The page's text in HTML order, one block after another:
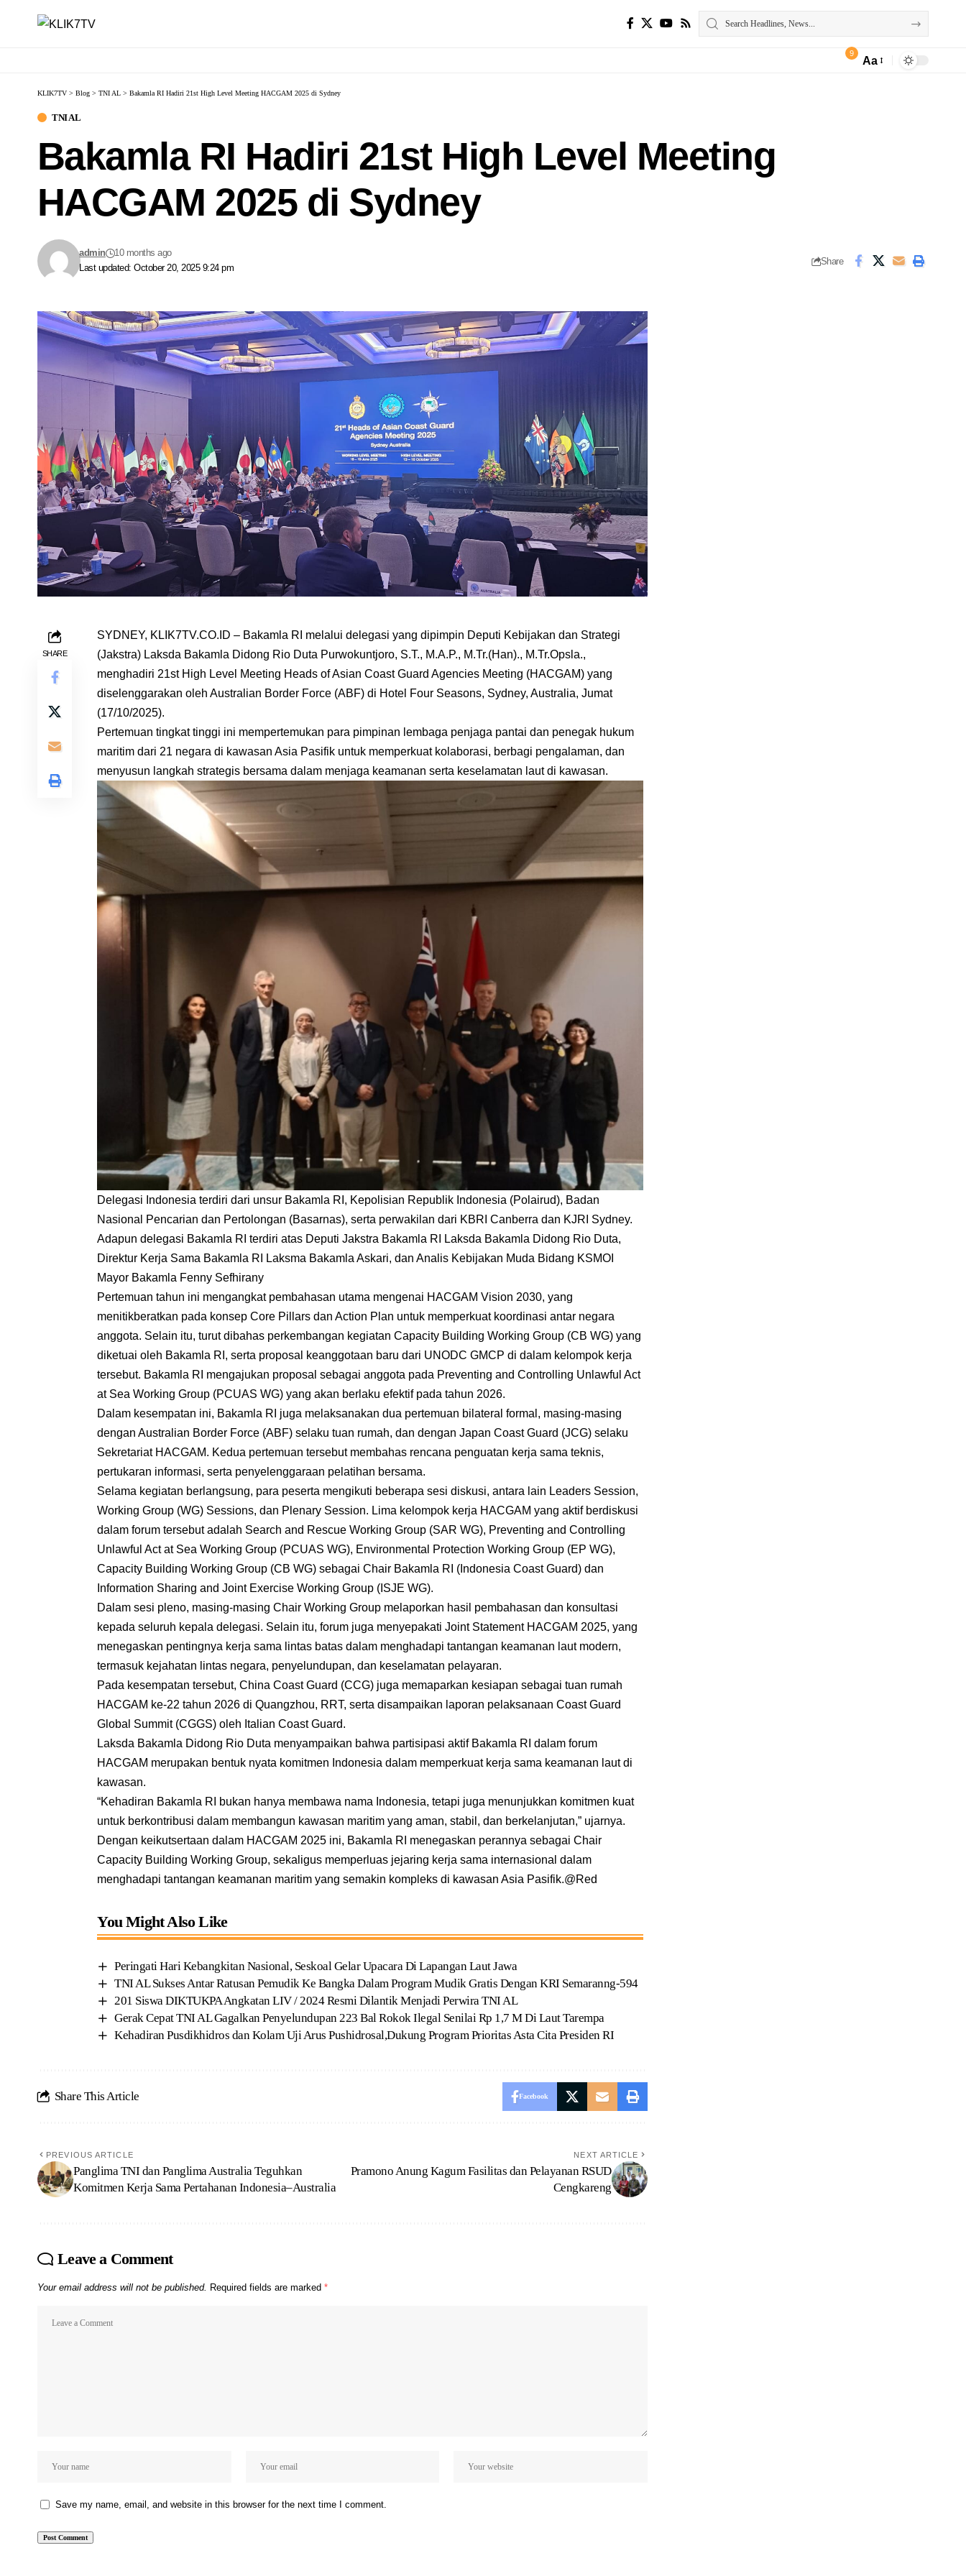
9
Aa
KLIK7TV > Blog > TNI AL > Bakamla RI Hadiri 21st High Level Meeting HACGAM 2025 di Sydney
TNI AL
Bakamla RI Hadiri 21st High Level Meeting
HACGAM 2025 di Sydney
Last updated: October 20, 2025 9:24 pm
admin 10 months ago
Share
SHARE
SYDNEY, KLIK7TV.CO.ID – Bakamla RI melalui delegasi yang dipimpin Deputi Kebijakan dan Strategi
(Jakstra) Laksda Bakamla Didong Rio Duta Purwokuntjoro, S.T., M.A.P., M.Tr.(Han)., M.Tr.Opsla.,
menghadiri 21st High Level Meeting Heads of Asian Coast Guard Agencies Meeting (HACGAM) yang
diselenggarakan oleh Australian Border Force (ABF) di Hotel Four Seasons, Sydney, Australia, Jumat
(17/10/2025).
Pertemuan tingkat tinggi ini mempertemukan para pimpinan lembaga penjaga pantai dan penegak hukum
maritim dari 21 negara di kawasan Asia Pasifik untuk memperkuat kolaborasi, berbagi pengalaman, dan
menyusun langkah strategis bersama dalam menjaga keamanan serta keselamatan laut di kawasan.
Delegasi Indonesia terdiri dari unsur Bakamla RI, Kepolisian Republik Indonesia (Polairud), Badan
Nasional Pencarian dan Pertolongan (Basarnas), serta perwakilan dari KBRI Canberra dan KJRI Sydney.
Adapun delegasi Bakamla RI terdiri atas Deputi Jakstra Bakamla RI Laksda Bakamla Didong Rio Duta,
Direktur Kerja Sama Bakamla RI Laksma Bakamla Askari, dan Analis Kebijakan Muda Bidang KSMOI
Mayor Bakamla Fenny Sefhirany
Pertemuan tahun ini mengangkat pembahasan utama mengenai HACGAM Vision 2030, yang
menitikberatkan pada konsep Core Pillars dan Action Plan untuk memperkuat koordinasi antar negara
anggota. Selain itu, turut dibahas perkembangan kegiatan Capacity Building Working Group (CB WG) yang
diketuai oleh Bakamla RI, serta proposal keanggotaan baru dari UNODC GMCP di dalam kelompok kerja
tersebut. Bakamla RI mengajukan proposal sebagai anggota pada Preventing and Controlling Unlawful Act
at Sea Working Group (PCUAS WG) yang akan berlaku efektif pada tahun 2026.
Dalam kesempatan ini, Bakamla RI juga melaksanakan dua pertemuan bilateral formal, masing-masing
dengan Australian Border Force (ABF) selaku tuan rumah, dan dengan Japan Coast Guard (JCG) selaku
Sekretariat HACGAM. Kedua pertemuan tersebut membahas rencana penguatan kerja sama teknis,
pertukaran informasi, serta penyelenggaraan pelatihan bersama.
Selama kegiatan berlangsung, para peserta mengikuti beberapa sesi diskusi, antara lain Leaders Session,
Working Group (WG) Sessions, dan Plenary Session. Lima kelompok kerja HACGAM yang aktif berdiskusi
dalam forum tersebut adalah Search and Rescue Working Group (SAR WG), Preventing and Controlling
Unlawful Act at Sea Working Group (PCUAS WG), Environmental Protection Working Group (EP WG),
Capacity Building Working Group (CB WG) sebagai Chair Bakamla RI (Indonesia Coast Guard) dan
Information Sharing and Joint Exercise Working Group (ISJE WG).
Dalam sesi pleno, masing-masing Chair Working Group melaporkan hasil pembahasan dan konsultasi
kepada seluruh kepala delegasi. Selain itu, forum juga menyepakati Joint Statement HACGAM 2025, yang
menegaskan pentingnya kerja sama lintas batas dalam menghadapi tantangan keamanan laut modern,
termasuk kejahatan lintas negara, penyelundupan, dan keselamatan pelayaran.
Pada kesempatan tersebut, China Coast Guard (CCG) juga memaparkan kesiapan sebagai tuan rumah
HACGAM ke-22 tahun 2026 di Quangzhou, RRT, serta disampaikan laporan pelaksanaan Coast Guard
Global Summit (CGGS) oleh Italian Coast Guard.
Laksda Bakamla Didong Rio Duta menyampaikan bahwa partisipasi aktif Bakamla RI dalam forum
HACGAM merupakan bentuk nyata komitmen Indonesia dalam memperkuat kerja sama keamanan laut di
kawasan.
“Kehadiran Bakamla RI bukan hanya membawa nama Indonesia, tetapi juga menunjukkan komitmen kuat
untuk berkontribusi dalam membangun kawasan maritim yang aman, stabil, dan berkelanjutan,” ujarnya.
Dengan keikutsertaan dalam HACGAM 2025 ini, Bakamla RI menegaskan perannya sebagai Chair
Capacity Building Working Group, sekaligus memperluas jejaring kerja sama internasional dalam
menghadapi tantangan keamanan maritim yang semakin kompleks di kawasan Asia Pasifik.@Red
You Might Also Like
Peringati Hari Kebangkitan Nasional, Seskoal Gelar Upacara Di Lapangan Laut Jawa
TNI AL Sukses Antar Ratusan Pemudik Ke Bangka Dalam Program Mudik Gratis Dengan KRI Semaranng-594
201 Siswa DIKTUKPA Angkatan LIV / 2024 Resmi Dilantik Menjadi Perwira TNI AL
Gerak Cepat TNI AL Gagalkan Penyelundupan 223 Bal Rokok Ilegal Senilai Rp 1,7 M Di Laut Tarempa
Kehadiran Pusdikhidros dan Kolam Uji Arus Pushidrosal,Dukung Program Prioritas Asta Cita Presiden RI
Share This Article Facebook
PREVIOUS ARTICLE
Panglima TNI dan Panglima Australia Teguhkan
Komitmen Kerja Sama Pertahanan Indonesia–Australia
NEXT ARTICLE
Pramono Anung Kagum Fasilitas dan Pelayanan RSUD
Cengkareng
Leave a Comment
Your email address will not be published. Required fields are marked *
Save my name, email, and website in this browser for the next time I comment.